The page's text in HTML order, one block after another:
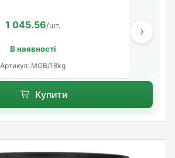
1 045.56/шт.
В наявності
Артикул: MGB/18kg
›
Купити